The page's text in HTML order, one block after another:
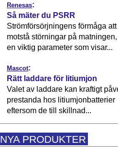
Renesas:
Så mäter du PSRR
Strömförsörjningens förmåga att
motstå störningar på
en viktig parameter som visar...
Mascot:
Rätt laddare för litiumjon
Valet av laddare kan kraftigt
prestanda hos litiumjonbatterier
eftersom de till skillnad...
NYA PRODUKTER